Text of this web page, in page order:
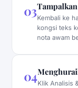
03Kembali ke
kongsi teks
nota awam
04Klik Analisis